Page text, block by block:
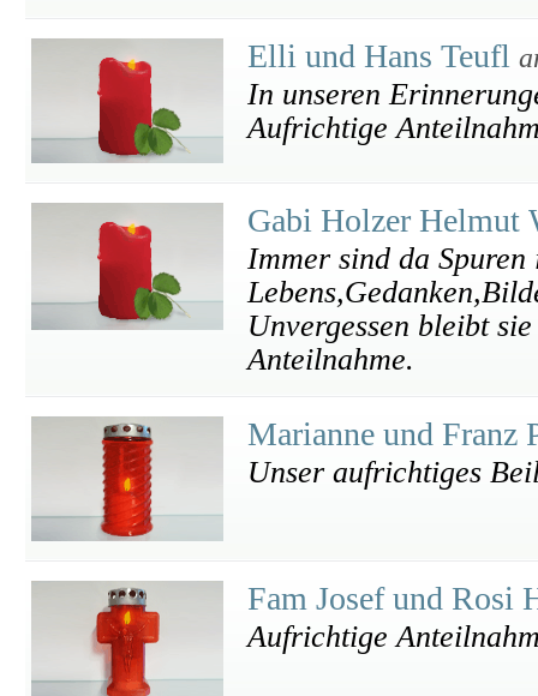
Elli und Hans Teufl
In unseren
Aufrichtige
Gabi Holzer Helmut
Immer sind da Spuren
Unvergessen bleibt
Anteilnahme.
Marianne und Franz
Unser aufrichtiges
Fam Josef und Rosi
Aufrichtige